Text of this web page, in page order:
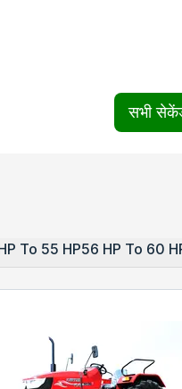
सभी
To 55 HP56 HP To 60